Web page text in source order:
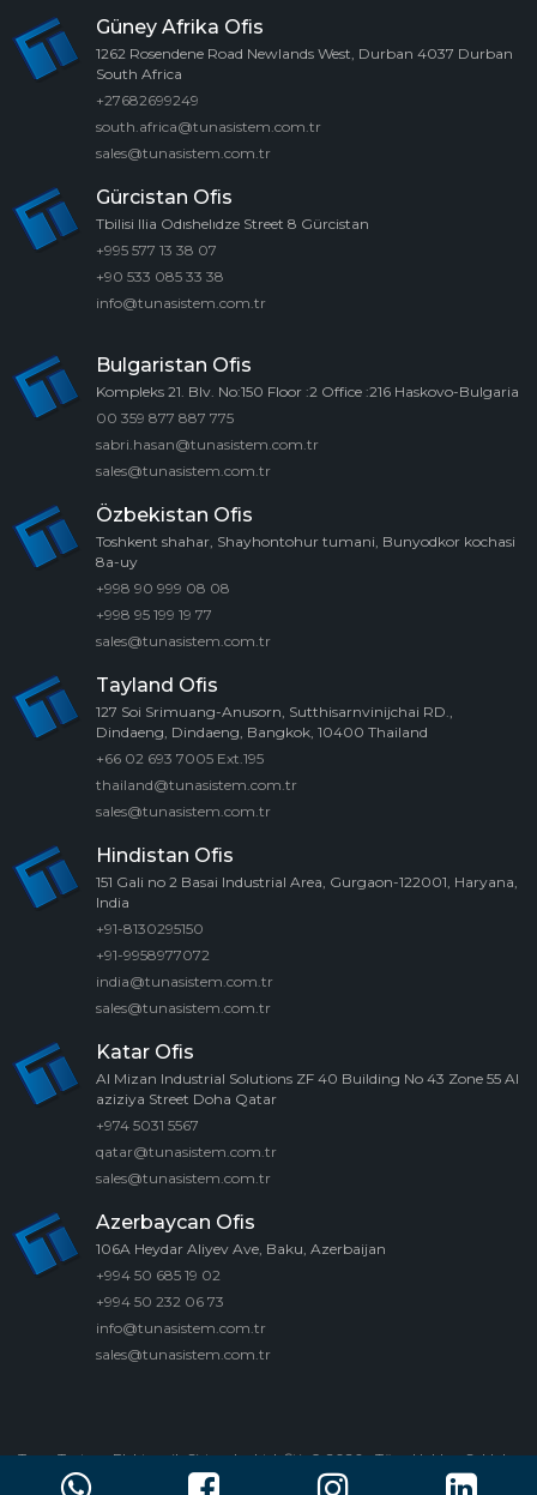
Güney Afrika Ofis
1262 Rosendene Road Newlands West, Durban 4037 Durban
South Africa
+27682699249
south.africa@tunasistem.com.tr
sales@tunasistem.com.tr
Gürcistan Ofis
Tbilisi Ilia Odıshelıdze Street 8 Gürcistan
+995 577 13 38 07
+90 533 085 33 38
info@tunasistem.com.tr
Bulgaristan Ofis
Kompleks 21. Blv. No:150 Floor :2 Office :216 Haskovo-Bulgaria
00 359 877 887 775
sabri.hasan@tunasistem.com.tr
sales@tunasistem.com.tr
Özbekistan Ofis
Toshkent shahar, Shayhontohur tumani, Bunyodkor kochasi
8a-uy
+998 90 999 08 08
+998 95 199 19 77
sales@tunasistem.com.tr
Tayland Ofis
127 Soi Srimuang-Anusorn, Sutthisarnvinijchai RD.,
Dindaeng, Dindaeng, Bangkok, 10400 Thailand
+66 02 693 7005 Ext.195
thailand@tunasistem.com.tr
sales@tunasistem.com.tr
Hindistan Ofis
151 Gali no 2 Basai Industrial Area, Gurgaon-122001, Haryana,
India
+91-8130295150
+91-9958977072
india@tunasistem.com.tr
sales@tunasistem.com.tr
Katar Ofis
Al Mizan Industrial Solutions ZF 40 Building No 43 Zone 55 Al
aziziya Street Doha Qatar
+974 5031 5567
qatar@tunasistem.com.tr
sales@tunasistem.com.tr
Azerbaycan Ofis
106A Heydar Aliyev Ave, Baku, Azerbaijan
+994 50 685 19 02
+994 50 232 06 73
info@tunasistem.com.tr
sales@tunasistem.com.tr
Tuna Tartı ve Elektronik Sistemler Ltd. Şti. © 2026 - Tüm Hakları Saklıdır.